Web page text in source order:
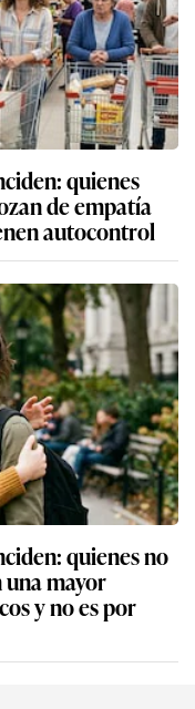
quienes
de empatía
autocontrol
quienes no
mayor
y no es por